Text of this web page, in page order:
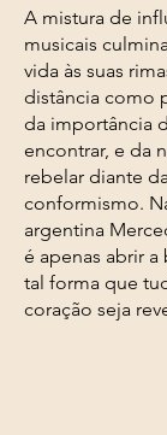
A mistura de
musicais
vida às suas
distância como
da importância
encontrar, e da
rebelar diante
conformismo.
argentina
é apenas abrir a
tal forma que
coração seja